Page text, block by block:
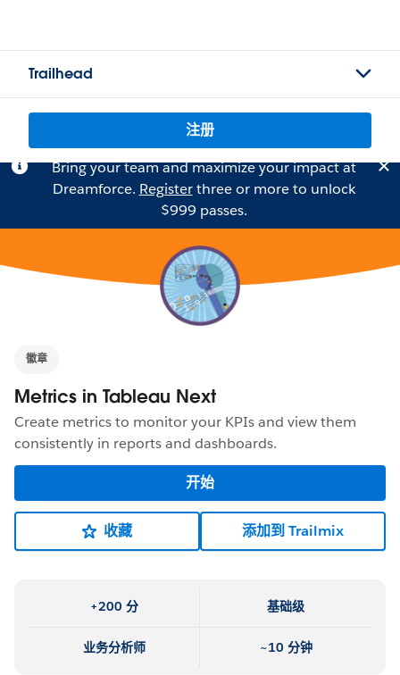
Trailhead
注册
Bring your team and maximize your impact at
Dreamforce. Registerthree or more to unlock
$999 passes.
徽章
Metrics in Tableau Next
Create metrics to monitor your KPIs and view them
consistently in reports and dashboards.
开始
收藏 添加到 Trailmix
+200 分 基础级
业务分析师 ~10 分钟